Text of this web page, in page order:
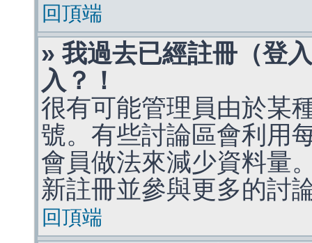
回頂端
» 我過去已經註冊（登
入？！
很有可能管理員由於某
號。有些討論區會利用
會員做法來減少資料量
新註冊並參與更多的討
回頂端